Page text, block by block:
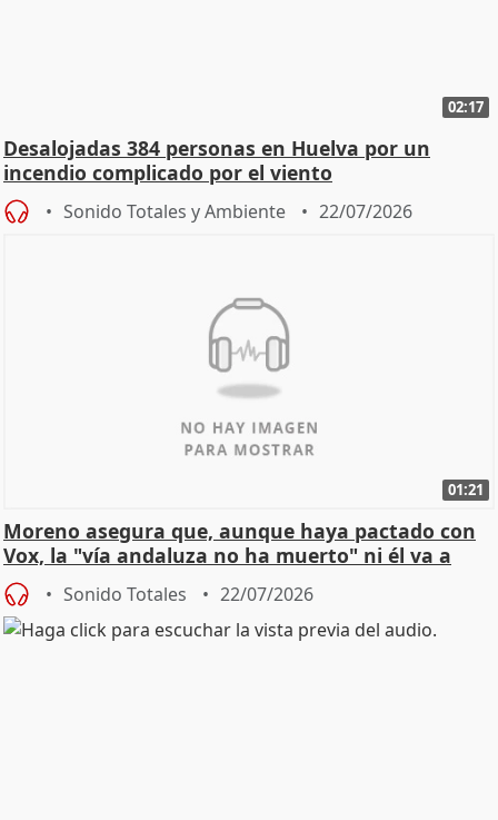
02:17
Desalojadas 384 personas en Huelva por un
incendio complicado por el viento
Sonido Totales y Ambiente 22/07/2026
01:21
Moreno asegura que, aunque haya pactado con
Vox, la "vía andaluza no ha muerto" ni él va a
"cambiar"
Sonido Totales 22/07/2026